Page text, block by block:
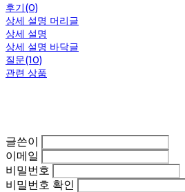
후기(0)
상세 설명 머리글
상세 설명
상세 설명 바닥글
질문(10)
관련 상품
글쓴이
이메일
비밀번호
비밀번호 확인